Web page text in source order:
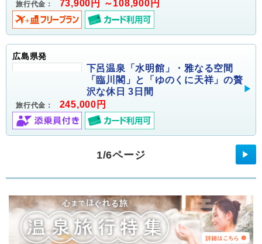
旅行代金： 73,900円 ～108,900円
広島県発
下呂温泉「水明館」・雅なる空間
「臨川閣」と「ゆのくに天祥」の贅
沢な休日 3日間
旅行代金： 245,000円
1/6ページ ▶